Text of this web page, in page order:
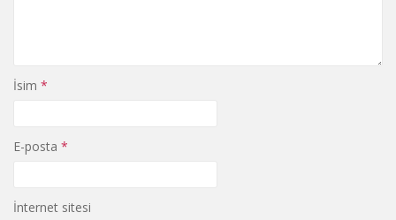
İsim *
E-posta *
İnternet sitesi